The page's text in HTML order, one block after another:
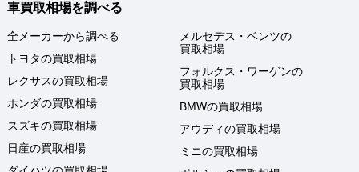
車買取相場を調べる
全メーカーから調べる
トヨタの買取相場
レクサスの買取相場
ホンダの買取相場
スズキの買取相場
日産の買取相場
メルセデス・ベンツの
買取相場
フォルクス・ワーゲンの
買取相場
BMWの買取相場
アウディの買取相場
ミニの買取相場